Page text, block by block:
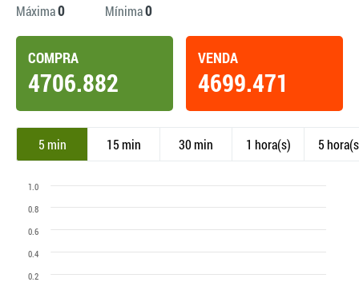
Máxima0 Mínima0
COMPRA
4706.882
VENDA
4699.471
5 min 15 min 30 min 1 hora(s) 5